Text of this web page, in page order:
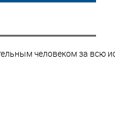
человеком за всю